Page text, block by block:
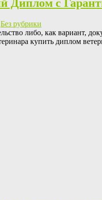
Диплом с
Без рубрики
либо, как вариант,
купить диплом